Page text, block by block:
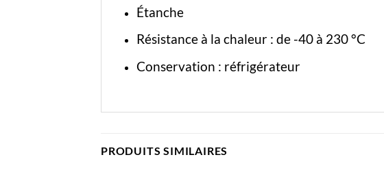
Étanche
Résistance à la chaleur : de -40 à 230 °C
Conservation : réfrigérateur
PRODUITS SIMILAIRES